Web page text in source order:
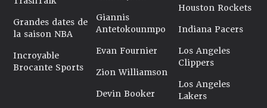
Grandes dates de
la saison NBA
Incroyable
Brocante Sports
Giannis
Antetokounmpo
Evan Fournier
Zion Williamson
Devin Booker
Houston Rockets
Indiana Pacers
Los Angeles
Clippers
Los Angeles
Lakers